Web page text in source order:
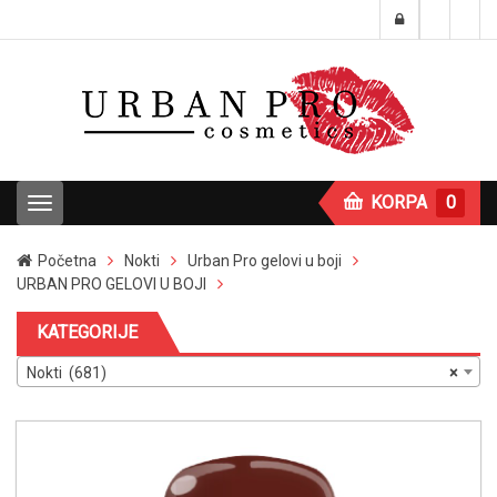
T
o
g
l
e
n
a
v
g
KORPA 0
Početna Nokti
Urban Pro gelovi u boji
URBAN PRO GELOVI U BOJI
KATEGORIJE
×
Nokti (681)